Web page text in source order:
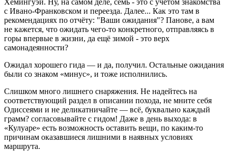
с Ивано-Франковском и переезда. Далее... Как это там в
рекомендациях по отчёту: "Ваши ожидания"? Панове, а вам
не кажется, что ожидать чего-то конкретного, отправляясь в
горы впервые в жизни, да ещё зимой - это верх
самонадеянности?
Ожидал хорошего гида — и да, получил. Остальные ожидания
были со знаком «минус», и тоже исполнились.
Слишком много лишнего снаряжения. Не надейтесь на
соответствующий раздел в описании похода, не мните себя
Одиссеями и не деликатничайте — всё, буквально каждый
грамм? согласовывайте с гидом! Даже в день выхода: в
«Кулуаре» есть возможность оставить вещи, по каким-то
причинам оказавшиеся лишними в наявных условиях
маршрута.